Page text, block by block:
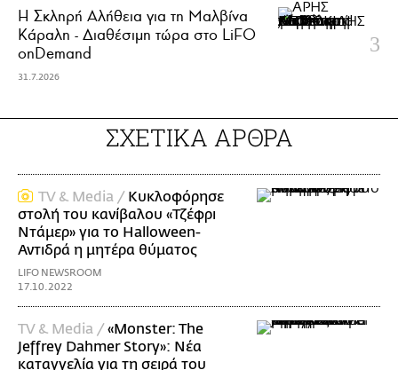
Η Σκληρή Αλήθεια για τη Μαλβίνα
Κάραλη - Διαθέσιμη τώρα στo LiFO
onDemand
31.7.2026
ΣΧΕΤΙΚΑ ΑΡΘΡΑ
TV & Media / Κυκλοφόρησε
στολή του κανίβαλου «Τζέφρι
Ντάμερ» για το Halloween-
Αντιδρά η μητέρα θύματος
LIFO NEWSROOM
17.10.2022
TV & Media /«Monster: The
Jeffrey Dahmer Story»: Νέα
καταγγελία για τη σειρά του